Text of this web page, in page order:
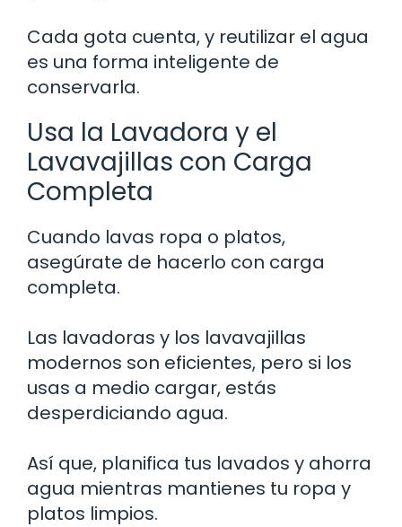
Cada gota cuenta, y reutilizar el agua
es una forma inteligente de
conservarla.
Usa la Lavadora y el
Lavavajillas con Carga
Completa
Cuando lavas ropa o platos,
asegúrate de hacerlo con carga
completa.
Las lavadoras y los lavavajillas
modernos son eficientes, pero si los
usas a medio cargar, estás
desperdiciando agua.
Así que, planifica tus lavados y ahorra
agua mientras mantienes tu ropa y
platos limpios.